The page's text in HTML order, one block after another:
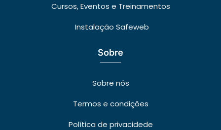
Cursos, Eventos e Treinamentos
Instalação Safeweb
Sobre
Sobre nós
Termos e condições
Política de privacidede